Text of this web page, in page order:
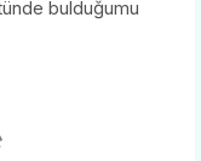
bulduğumu